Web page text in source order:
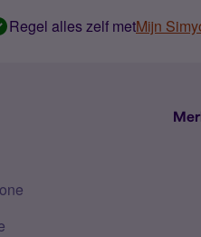
Regel alles zelf metMijn